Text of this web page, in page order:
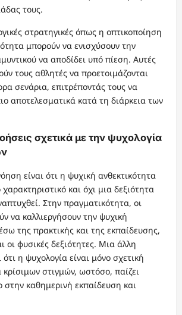
τους.
στρατηγικές όπως η οπτικοποίηση
μπορούν να ενισχύσουν την
να αποδίδει υπό πίεση. Αυτές
τους αθλητές να προετοιμάζονται
σενάρια, επιτρέποντάς τους να
αποτελεσματικά κατά τη διάρκεια των
σχετικά με την ψυχολογία
είναι ότι η ψυχική ανθεκτικότητα
και όχι μια δεξιότητα
Στην πραγματικότητα, οι
να καλλιεργήσουν την ψυχική
της πρακτικής και της εκπαίδευσης,
οι φυσικές δεξιότητες. Μια άλλη
η ψυχολογία είναι μόνο σχετική
κρίσιμων στιγμών, ωστόσο, παίζει
στην καθημερινή εκπαίδευση και